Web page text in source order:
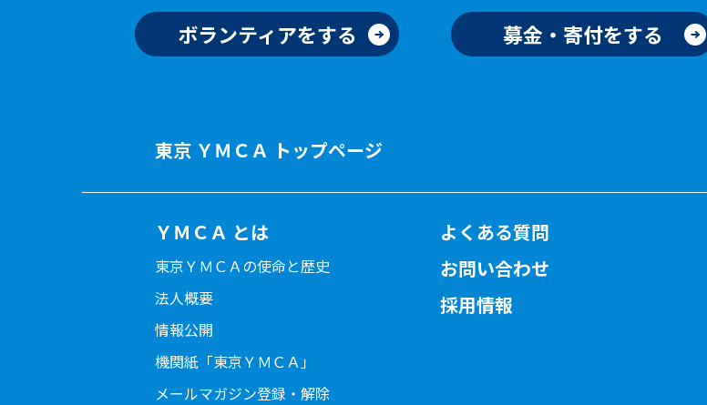
ボランティアをする 募金・寄付をする
東京 ＹＭＣＡ トップページ
ＹＭＣＡ とは
東京ＹＭＣＡの使命と歴史
法人概要
情報公開
機関紙「東京ＹＭＣＡ」
メールマガジン登録・解除
よくある質問
お問い合わせ
採用情報